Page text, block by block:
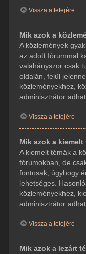
Vissza a tetejére
Mik azok a
A közlemények
az adott fórummal
valahányszor csak
oldalán, felül
közleményekhez,
adminisztrátor
Vissza a tetejére
Mik azok a kiemelt
A kiemelt témák a
fórumokban, de
fontosak, úgyhogy
lehetséges.
közleményekhez,
adminisztrátor
Vissza a tetejére
Mik azok a lezárt